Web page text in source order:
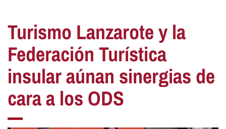
Turismo Lanzarote y la
Federación Turística
insular aúnan sinergias de
cara a los ODS